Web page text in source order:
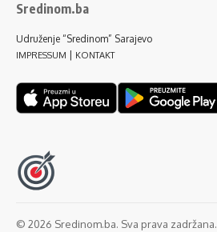
Sredinom.ba
Udruženje “Sredinom” Sarajevo
IMPRESSUM KONTAKT
© 2026 Sredinom.ba. Sva prava zadržana.